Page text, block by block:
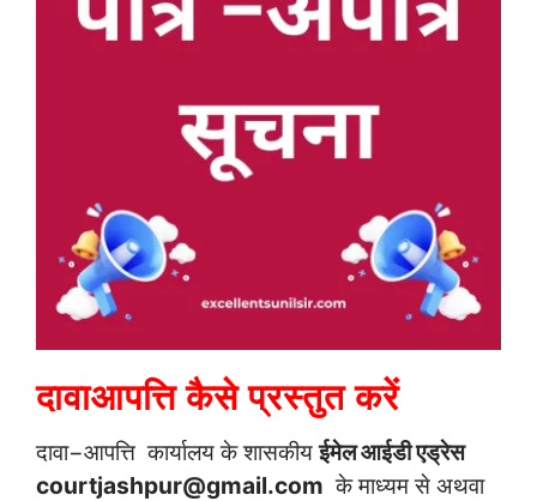
दावाआपत्ति कैसे प्रस्तुत करें
दावा−आपत्ति कार्यालय के शासकीयईमेल आईडी एड्रेस
courtjashpur@gmail.com के माध्यम से अथवा